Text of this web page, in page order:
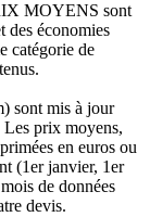
MOYENS sont
des économies
catégorie de
sont mis à jour
Les prix moyens,
en euros ou
(1er janvier, 1er
de données
devis.